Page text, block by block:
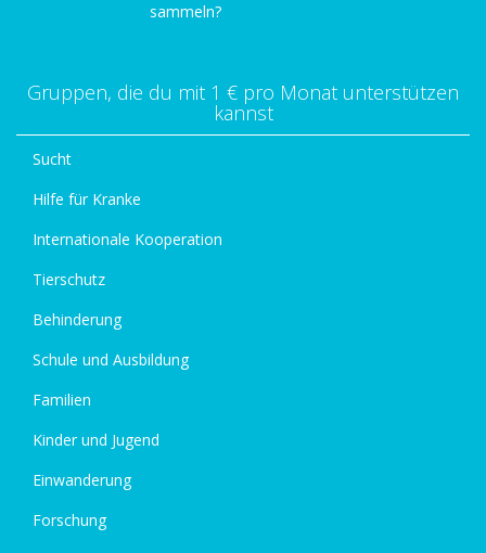
sammeln?
Gruppen, die du mit 1 € pro Monat unterstützen
kannst
Sucht
Hilfe für Kranke
Internationale Kooperation
Tierschutz
Behinderung
Schule und Ausbildung
Familien
Kinder und Jugend
Einwanderung
Forschung